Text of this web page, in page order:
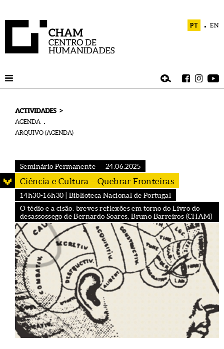
PT EN
ACTIVIDADES >
AGENDA
ARQUIVO (AGENDA)
Seminário Permanente 24.06.2025
Ciência e Cultura – Quebrar Fronteiras
14h30-16h30 | Biblioteca Nacional de Portugal
O tédio e a cisão: breves reflexões em torno do Livro do
desassossego de Bernardo Soares, Bruno Barreiros (CHAM)